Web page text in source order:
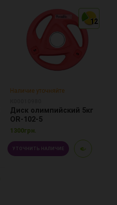
12
12
12
Наличие уточняйте
Диск олимпийский 5кг
OR-102-5
1300грн.
УТОЧНИТЬ НАЛИЧИЕ